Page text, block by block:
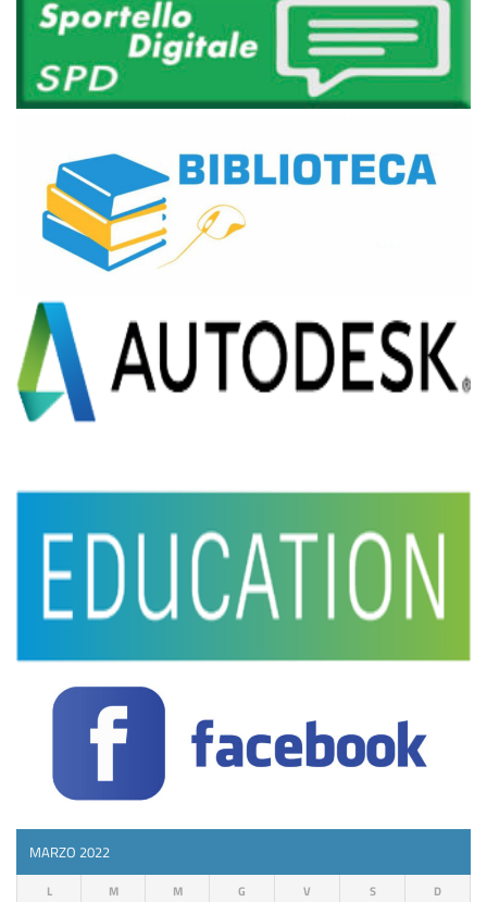
MARZO 2022
L M M G V S D